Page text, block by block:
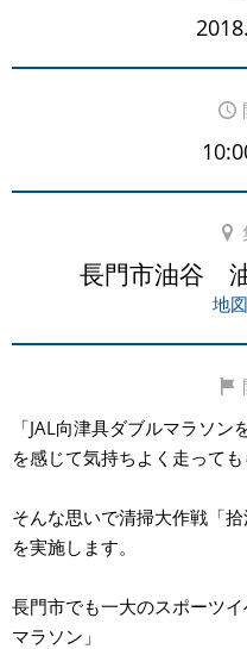
長門市油谷
地
「JAL向津具ダブルマラソ
を感じて気持ちよく走っても
そんな思いで清掃大作戦「
を実施します。
長門市でも一大のスポーツ
マラソン」